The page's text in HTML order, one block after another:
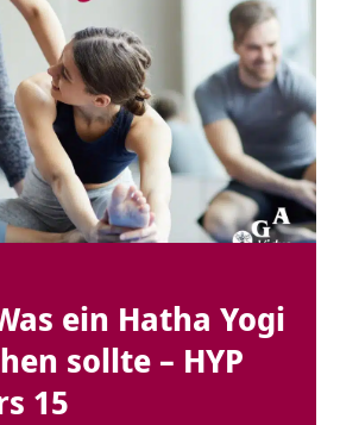
ein Hatha Yogi
sollte – HYP
15